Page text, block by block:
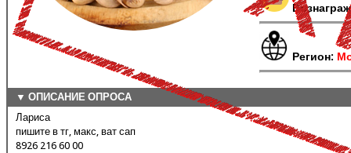
Регион:
▼ ОПИСАНИЕ ОПРОСА
Лариса
пишите в тг, макс, ват сап
8926 216 60 00